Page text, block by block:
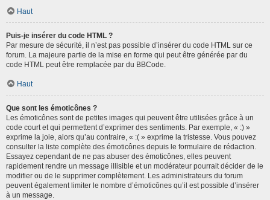
Haut
Puis-je insérer du code HTML ?
Par mesure de sécurité, il n’est pas possible d’insérer du code HTML sur ce
forum. La majeure partie de la mise en forme qui peut être générée par du
code HTML peut être remplacée par du BBCode.
Haut
Que sont les émoticônes ?
Les émoticônes sont de petites images qui peuvent être utilisées grâce à un
code court et qui permettent d’exprimer des sentiments. Par exemple, « :) »
exprime la joie, alors qu’au contraire, « :( » exprime la tristesse. Vous pouvez
consulter la liste complète des émoticônes depuis le formulaire de rédaction.
Essayez cependant de ne pas abuser des émoticônes, elles peuvent
rapidement rendre un message illisible et un modérateur pourrait décider de le
modifier ou de le supprimer complètement. Les administrateurs du forum
peuvent également limiter le nombre d’émoticônes qu’il est possible d’insérer
à un message.